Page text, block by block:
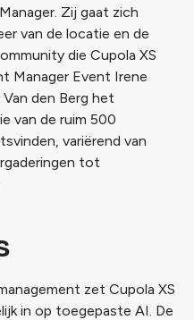
Zij gaat zich
van de locatie en de
die Cupola XS
Manager Event Irene
den Berg het
van de ruim 500
variërend van
tot
zet Cupola XS
in op toegepaste AI. De